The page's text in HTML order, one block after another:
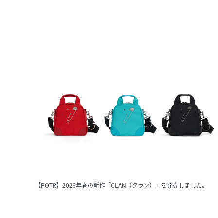
【POTR】2026年春の新作「CLAN（クラン）」を発売しました。